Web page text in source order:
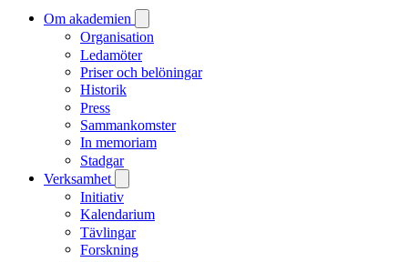
Om akademien
Organisation
Ledamöter
Priser och belöningar
Historik
Press
Sammankomster
In memoriam
Stadgar
Verksamhet
Initiativ
Kalendarium
Tävlingar
Forskning